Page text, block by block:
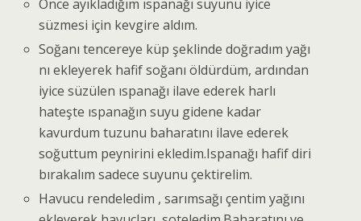
Önce ayıkladığım ıspanağı suyunu iyice
süzmesi için kevgire aldım.
Soğanı tencereye küp şeklinde doğradım yağı
nı ekleyerek hafif soğanı öldürdüm, ardından
iyice süzülen ıspanağı ilave ederek harlı
hateşte ıspanağın suyu gidene kadar
kavurdum tuzunu baharatını ilave ederek
soğuttum peynirini ekledim.Ispanağı hafif diri
bırakalım sadece suyunu çektirelim.
Havucu rendeledim , sarımsağı çentim yağını